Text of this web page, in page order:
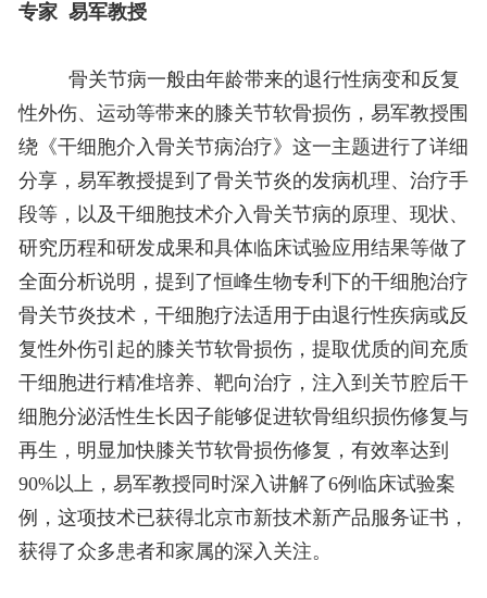
专家 易军教授
骨关节病一般由年龄带来的退行性病变和反复
性外伤、运动等带来的膝关节软骨损伤，易军教授围
绕《干细胞介入骨关节病治疗》这一主题进行了详细
分享，易军教授提到了骨关节炎的发病机理、治疗手
段等，以及干细胞技术介入骨关节病的原理、现状、
研究历程和研发成果和具体临床试验应用结果等做了
全面分析说明，提到了恒峰生物专利下的干细胞治疗
骨关节炎技术，干细胞疗法适用于由退行性疾病或反
复性外伤引起的膝关节软骨损伤，提取优质的间充质
干细胞进行精准培养、靶向治疗，注入到关节腔后干
细胞分泌活性生长因子能够促进软骨组织损伤修复与
再生，明显加快膝关节软骨损伤修复，有效率达到
90%以上，易军教授同时深入讲解了6例临床试验案
例，这项技术已获得北京市新技术新产品服务证书，
获得了众多患者和家属的深入关注。